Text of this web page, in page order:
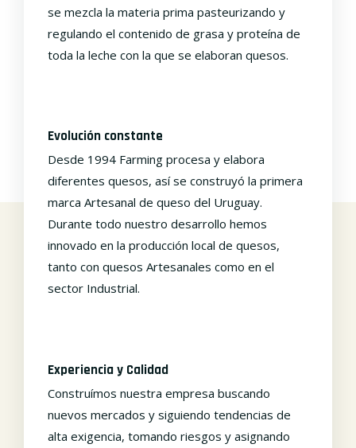
se mezcla la materia prima pasteurizando y
regulando el contenido de grasa y proteína de
toda la leche con la que se elaboran quesos.
Evolución constante
Desde 1994 Farming procesa y elabora
diferentes quesos, así se construyó la primera
marca Artesanal de queso del Uruguay.
Durante todo nuestro desarrollo hemos
innovado en la producción local de quesos,
tanto con quesos Artesanales como en el
sector Industrial.
Experiencia y Calidad
Construímos nuestra empresa buscando
nuevos mercados y siguiendo tendencias de
alta exigencia, tomando riesgos y asignando